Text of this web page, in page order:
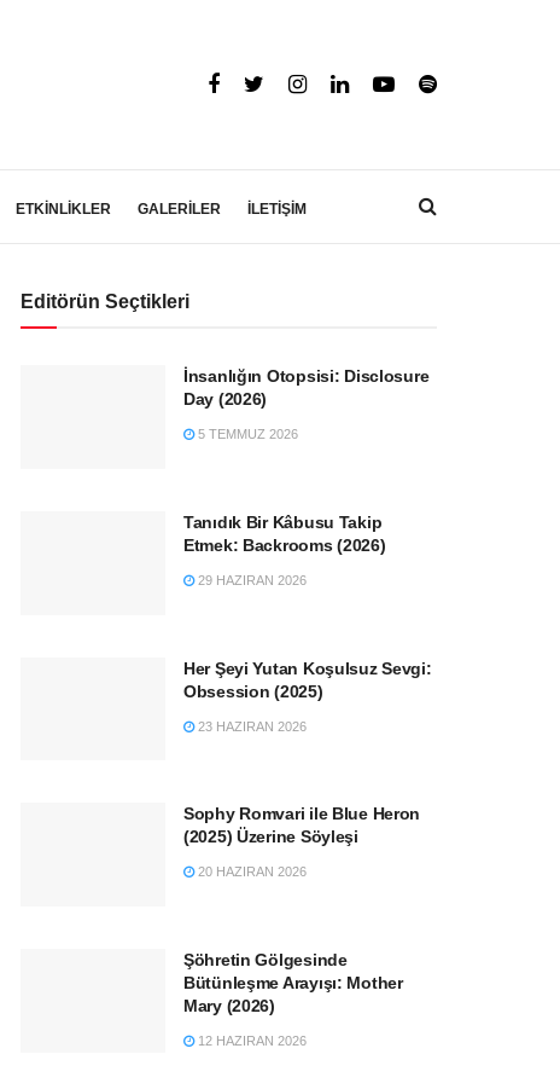
ETKİNLİKLER GALERİLER İLETİŞİM
Editörün Seçtikleri
İnsanlığın Otopsisi: Disclosure
Day (2026)
5 TEMMUZ 2026
Tanıdık Bir Kâbusu Takip
Etmek: Backrooms (2026)
29 HAZIRAN 2026
Her Şeyi Yutan Koşulsuz Sevgi:
Obsession (2025)
23 HAZIRAN 2026
Sophy Romvari ile Blue Heron
(2025) Üzerine Söyleşi
20 HAZIRAN 2026
Şöhretin Gölgesinde
Bütünleşme Arayışı: Mother
Mary (2026)
12 HAZIRAN 2026